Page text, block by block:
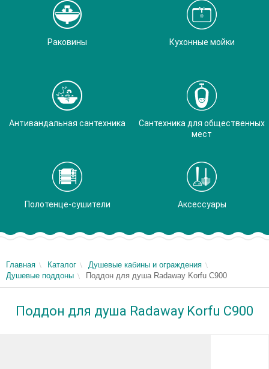
Раковины Кухонные мойки
Антивандальная сантехника
Сантехника для общественных
мест
Полотенце-сушители Аксессуары
Главная Каталог
Душевые кабины и ограждения
Душевые поддоны
Поддон для душа Radaway Korfu С900
Поддон для душа Radaway Korfu С900